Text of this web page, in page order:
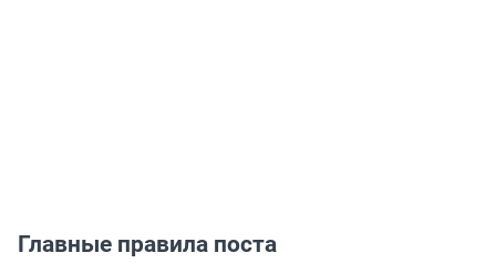
Главные правила поста